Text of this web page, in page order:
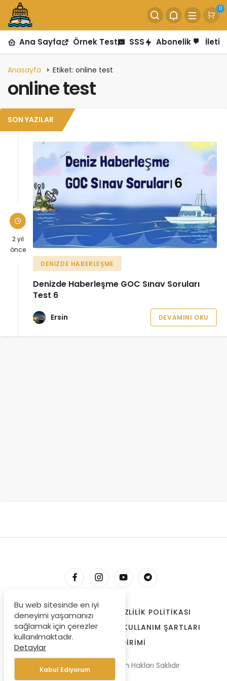
0
Ana Sayfa Örnek Test SSS Abonelik
Anasayfa Etiket: online test
online test
SON YAZILAR
2 yıl
önce
DENIZDE HABERLEŞME
Denizde Haberleşme GOC Sınav Soruları
Test 6
Ersin DEVAMINI OKU
HESABIM İLETIŞIM
GIZLILIK POLITIKASI
ÇEREZLER
BIZE ULAŞIN
KULLANIM ŞARTLARI
ÖDEME BILDIRIMI
© Copyright 2022, Tüm Hakları Saklıdır
Bu web sitesinde en iyi
deneyimi yaşamanızı
sağlamak için çerezler
kullanılmaktadır.
Detaylar
Kabul Ediyorum